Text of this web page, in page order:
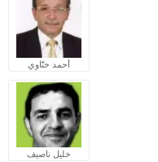
أحمد ختّاوي
خليل ناصيف